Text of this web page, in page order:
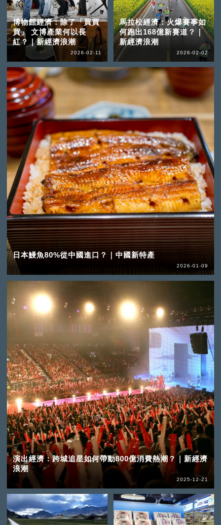
博物館經濟：除了「買買
買」 文博產業何以長
紅？｜新經濟浪潮
2026-02-11
馬拉松經濟：火爆賽事如
何跑出168億新賽道？｜
新經濟浪潮
2026-02-02
日本鰻魚80%從中國進口？｜中國新特產
2026-01-09
演出經濟：跨城追星如何帶動800億消費熱潮？｜新經濟
浪潮
2025-12-21